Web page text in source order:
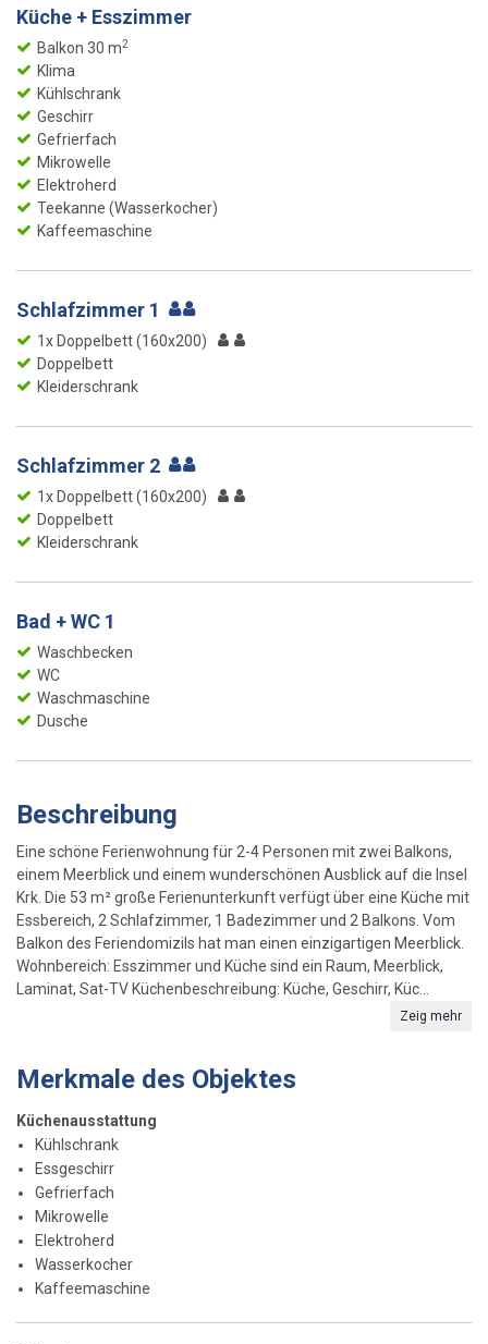
Küche + Esszimmer
Balkon 30 m2
Klima
Kühlschrank
Geschirr
Gefrierfach
Mikrowelle
Elektroherd
Teekanne (Wasserkocher)
Kaffeemaschine
Schlafzimmer 1
1x Doppelbett (160x200)
Doppelbett
Kleiderschrank
Schlafzimmer 2
1x Doppelbett (160x200)
Doppelbett
Kleiderschrank
Bad + WC 1
Waschbecken
WC
Waschmaschine
Dusche
Beschreibung
Eine schöne Ferienwohnung für 2-4 Personen mit zwei Balkons,
einem Meerblick und einem wunderschönen Ausblick auf die Insel
Krk. Die 53 m² große Ferienunterkunft verfügt über eine Küche mit
Essbereich, 2 Schlafzimmer, 1 Badezimmer und 2 Balkons. Vom
Balkon des Feriendomizils hat man einen einzigartigen Meerblick.
Wohnbereich: Esszimmer und Küche sind ein Raum, Meerblick,
Laminat, Sat-TV Küchenbeschreibung: Küche, Geschirr, Küc...
Zeig mehr
Merkmale des Objektes
Küchenausstattung
Kühlschrank
Essgeschirr
Gefrierfach
Mikrowelle
Elektroherd
Wasserkocher
Kaffeemaschine